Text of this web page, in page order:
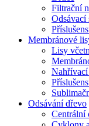
Filtrační
Odsávací
Membránové
Lisy
Nahřívací
Odsávání dřevo
Centrální